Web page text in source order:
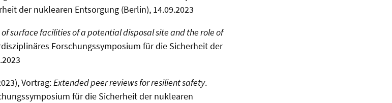
der nuklearen Entsorgung (Berlin), 14.09.2023
surface facilities of a potential disposal site and the role of
Forschungssymposium für die Sicherheit der
Vortrag:Extended peer reviews for resilient safety.
für die Sicherheit der nuklearen